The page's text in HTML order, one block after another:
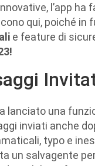
l’app
qui, poiché in
e feature di
lanciato una
inviati anche
typo e
un salvagente